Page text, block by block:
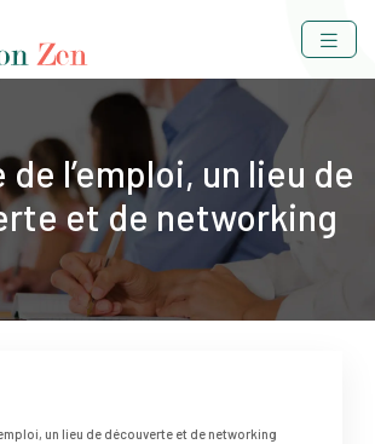
l’emploi, un lieu de
et de networking
un lieu de découverte et de networking